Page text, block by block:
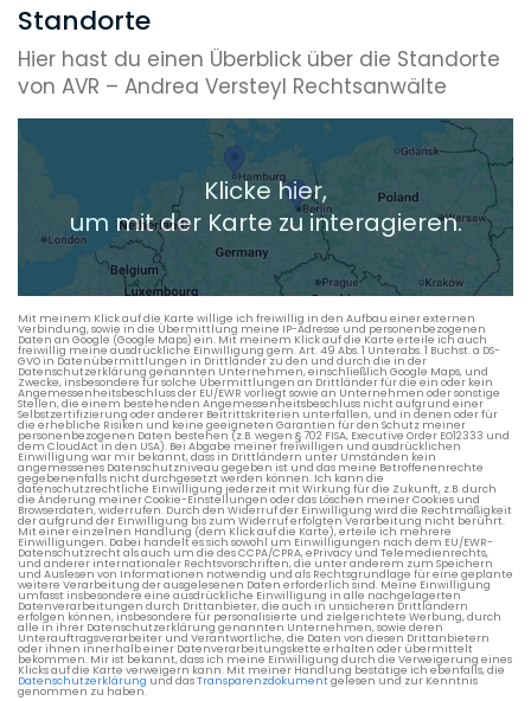
Standorte
Hier hast du einen Überblick über die Standorte
von AVR – Andrea Versteyl Rechtsanwälte
Klicke hier,
um mit der Karte zu interagieren.
Mit meinem Klick auf die Karte willige ich freiwillig in den Aufbau einer externen
Verbindung, sowie in die Übermittlung meine IP-Adresse und personenbezogenen
Daten an Google (Google Maps) ein. Mit meinem Klick auf die Karte erteile ich auch
freiwillig meine ausdrückliche Einwilligung gem. Art. 49 Abs. 1 Unterabs. 1 Buchst. a DS-
GVO in Datenübermittlungen in Drittländer zu den und durch die in der
Datenschutzerklärung genannten Unternehmen, einschließlich Google Maps, und
Zwecke, insbesondere für solche Übermittlungen an Drittländer für die ein oder kein
Angemessenheitsbeschluss der EU/EWR vorliegt sowie an Unternehmen oder sonstige
Stellen, die einem bestehenden Angemessenheitsbeschluss nicht aufgrund einer
Selbstzertifizierung oder anderer Beitrittskriterien unterfallen, und in denen oder für
die erhebliche Risiken und keine geeigneten Garantien für den Schutz meiner
personenbezogenen Daten bestehen (z.B. wegen § 702 FISA, Executive Order EO12333 und
dem CloudAct in den USA). Bei Abgabe meiner freiwilligen und ausdrücklichen
Einwilligung war mir bekannt, dass in Drittländern unter Umständen kein
angemessenes Datenschutzniveau gegeben ist und das meine Betroffenenrechte
gegebenenfalls nicht durchgesetzt werden können. Ich kann die
datenschutzrechtliche Einwilligung jederzeit mit Wirkung für die Zukunft, z.B. durch
die Änderung meiner Cookie-Einstellungen oder das Löschen meiner Cookies und
Browserdaten, widerrufen. Durch den Widerruf der Einwilligung wird die Rechtmäßigkeit
der aufgrund der Einwilligung bis zum Widerruf erfolgten Verarbeitung nicht berührt.
Mit einer einzelnen Handlung (dem Klick auf die Karte), erteile ich mehrere
Einwilligungen. Dabei handelt es sich sowohl um Einwilligungen nach dem EU/EWR-
Datenschutzrecht als auch um die des CCPA/CPRA, ePrivacy und Telemedienrechts,
und anderer internationaler Rechtsvorschriften, die unter anderem zum Speichern
und Auslesen von Informationen notwendig und als Rechtsgrundlage für eine geplante
weitere Verarbeitung der ausgelesenen Daten erforderlich sind. Meine Einwilligung
umfasst insbesondere eine ausdrückliche Einwilligung in alle nachgelagerten
Datenverarbeitungen durch Drittanbieter, die auch in unsicheren Drittländern
erfolgen können, insbesondere für personalisierte und zielgerichtete Werbung, durch
alle in ihrer Datenschutzerklärung genannten Unternehmen, sowie deren
Unterauftragsverarbeiter und Verantwortliche, die Daten von diesen Drittanbietern
oder ihnen innerhalb einer Datenverarbeitungskette erhalten oder übermittelt
bekommen. Mir ist bekannt, dass ich meine Einwilligung durch die Verweigerung eines
Klicks auf die Karte verweigern kann. Mit meiner Handlung bestätige ich ebenfalls, die
Datenschutzerklärung und dasTransparenzdokumentgelesen und zur Kenntnis
genommen zu haben.